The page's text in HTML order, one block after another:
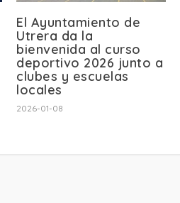
El Ayuntamiento de
Utrera da la
bienvenida al curso
deportivo 2026 junto a
clubes y escuelas
locales
2026-01-08